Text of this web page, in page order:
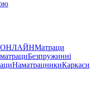
Матраци
Безпружинні
НаматрацникиКаркаси